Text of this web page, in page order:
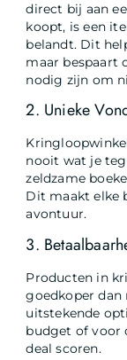
direct bij aan
koopt, is een
belandt. Dit
maar bespaart
nodig zijn om
2. Unieke
nooit wat je
zeldzame
Dit maakt elke
avontuur.
3.
Producten in
goedkoper dan
uitstekende
budget of voor
deal scoren.